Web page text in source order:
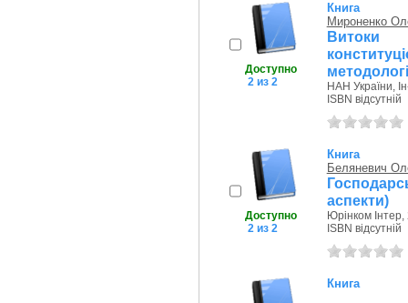
Доступно
2 из 2
Книга
Мироненко
НАН України,
ISBN відсутній
Доступно
2 из 2
Книга
Беляневич
аспекти)
Юрінком
ISBN відсутній
Книга